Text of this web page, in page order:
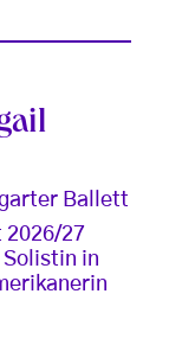
Ballett
2026/27
in